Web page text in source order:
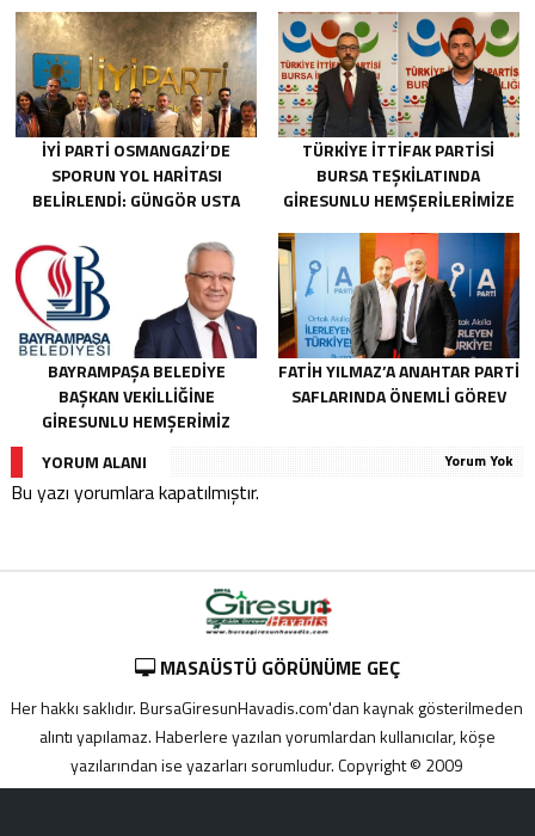
İYİ PARTI OSMANGAZI’DE
SPORUN YOL HARITASI
BELIRLENDI: GÜNGÖR USTA
TÜRKIYE İTTIFAK PARTISI
BURSA TEŞKILATINDA
GIRESUNLU HEMŞERILERIMIZE
BAYRAMPAŞA BELEDIYE
BAŞKAN VEKILLIĞINE
GIRESUNLU HEMŞERIMIZ
FATIH YILMAZ’A ANAHTAR PARTI
SAFLARINDA ÖNEMLI GÖREV
YORUM ALANI Yorum Yok
Bu yazı yorumlara kapatılmıştır.
MASAÜSTÜ GÖRÜNÜME GEÇ
Her hakkı saklıdır. BursaGiresunHavadis.com'dan kaynak gösterilmeden
alıntı yapılamaz. Haberlere yazılan yorumlardan kullanıcılar, köşe
yazılarından ise yazarları sorumludur. Copyright © 2009